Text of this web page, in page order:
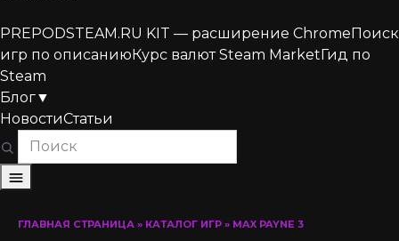
PREPODSTEAM.RU KIT — расширение ChromeПоиск
игр по описаниюКурс валют Steam MarketГид по
Steam
Блог▼
НовостиСтатьи
ГЛАВНАЯ СТРАНИЦА » КАТАЛОГ ИГР » MAX PAYNE 3